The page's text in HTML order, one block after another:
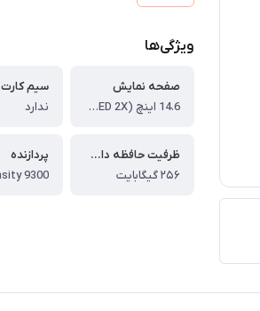
ویژگی‌ها
صفحه نمایش
14.6 اینچ (Dynamic AMOLED 2X)
سیم کارت
ندارد
ظرفیت حافظه داخلی
۲۵۶ گیگابایت
پردازنده